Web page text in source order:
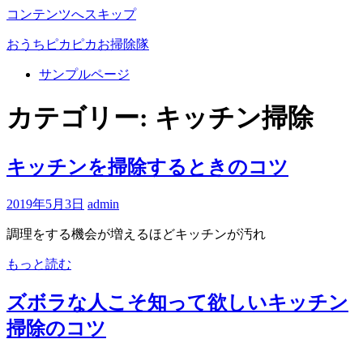
コンテンツへスキップ
おうちピカピカお掃除隊
う
ち
綺
麗
お
除
に
関
る
情
報
サンプルページ
カテゴリー: キッチン掃除
キッチンを掃除するときのコツ
2019年5月3日 admin
調理をする機会が増えるほどキッチンが汚れ
もっと読む
ズボラな人こそ知って欲しいキッチン
掃除のコツ